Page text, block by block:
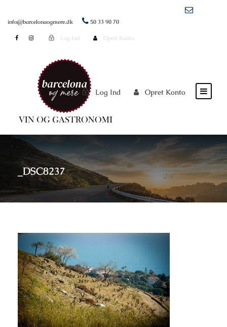
info@barcelonaogmere.dk 50 33 90 70
Log Ind Opret Konto
Log Ind Opret Konto
_DSC8237